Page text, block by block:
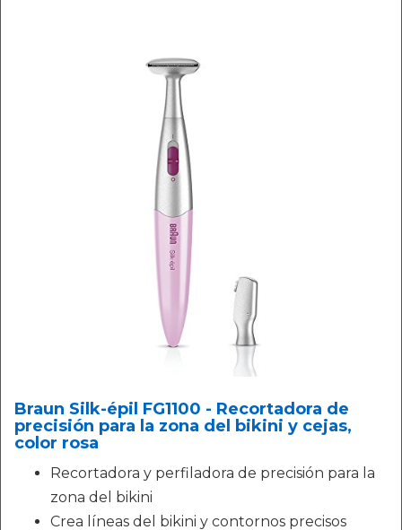
Braun Silk-épil FG1100 - Recortadora de
precisión para la zona del bikini y cejas,
color rosa
Recortadora y perfiladora de precisión para la
zona del bikini
Crea líneas del bikini y contornos precisos